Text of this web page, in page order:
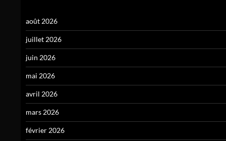
août 2026
juillet 2026
juin 2026
mai 2026
avril 2026
mars 2026
février 2026